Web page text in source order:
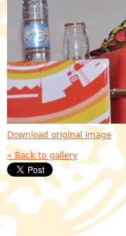
Download original image
« Back to gallery